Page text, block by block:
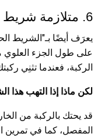
6. متلازمة شريط الفخذ الجانبي:
يعرَف أيضًا بـ"الشريط
على طول الجزء العلوي
الركبة، فعندما تثنِي
لكن ماذا إذا التهب هذا
قد يحتك بالركبة من
المفصل، كما في تمرين